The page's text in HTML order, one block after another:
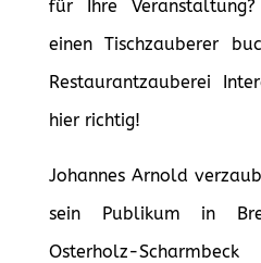
für Ihre
einen Tischzauberer
Restaurantzauberei
hier richtig!
Johannes Arnold
sein Publikum in
Osterholz-